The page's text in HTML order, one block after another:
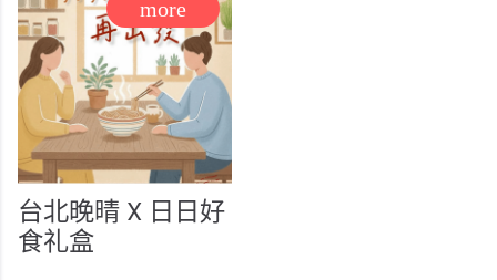
台北晚晴 X 日日好
食礼盒